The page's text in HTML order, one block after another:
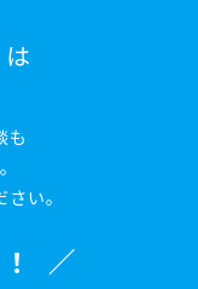
は
も
い。